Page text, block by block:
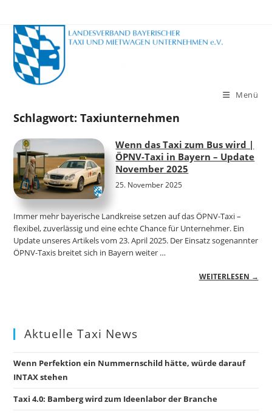
Inhalt
springen
Menü
Schlagwort:Taxiunternehmen
Wenn das Taxi zum Bus wird |
ÖPNV-Taxi in Bayern – Update
November 2025
25. November 2025
Immer mehr bayerische Landkreise setzen auf das ÖPNV-Taxi –
flexibel, zuverlässig und eine echte Chance für Unternehmer. Ein
Update unseres Artikels vom 23. April 2025. Der Einsatz sogenannter
ÖPNV-Taxis breitet sich in Bayern weiter …
WEITERLESEN →
Aktuelle Taxi News
Wenn Perfektion ein Nummernschild hätte, würde darauf
INTAX stehen
Taxi 4.0: Bamberg wird zum Ideenlabor der Branche